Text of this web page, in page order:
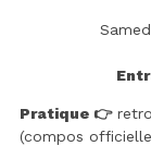
Pratique 👉
(compos